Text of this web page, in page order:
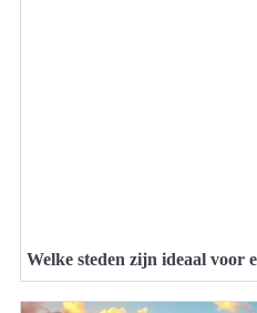
Welke steden zijn ideaal voor